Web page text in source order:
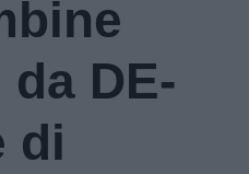
DE-
di